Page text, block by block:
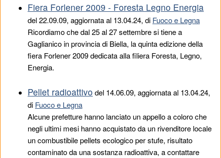
Fiera Forlener 2009 - Foresta Legno Energia
del22.09.09, aggiornata al 13.04.24, di Fuoco e Legna
Ricordiamo che dal 25 al 27 settembre si tiene a
Gaglianico in provincia di Biella, la quinta edizione della
fiera Forlener 2009 dedicata alla filiera Foresta, Legno,
Energia.
Pellet radioattivo del 14.06.09, aggiornata al 13.04.24,
di Fuoco e Legna
Alcune prefetture hanno lanciato un appello a coloro che
negli ultimi mesi hanno acquistato da un rivenditore locale
un combustibile pellets ecologico per stufe, risultato
contaminato da una sostanza radioattiva, a contattare